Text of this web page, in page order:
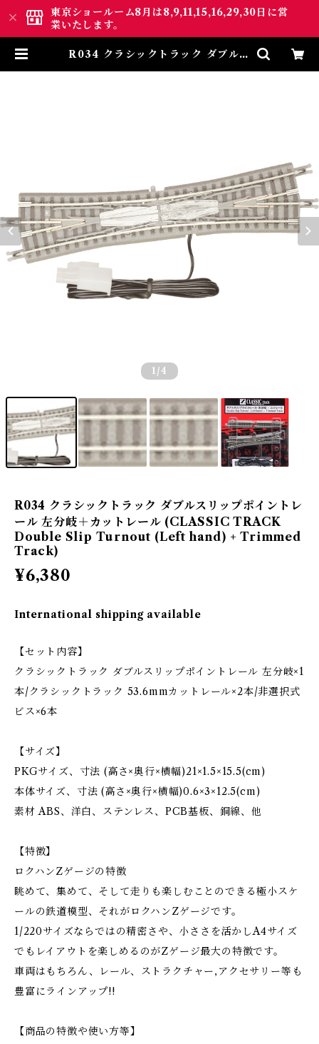
東京ショールーム8月は8,9,11,15,16,29,30日に営
業いたします。
R034 クラシックトラック ダブルス
1 /4
R034 クラシックトラック ダブルスリップポイントレ
ール 左分岐＋カットレール (CLASSIC TRACK
Double Slip Turnout (Left hand) + Trimmed
Track)
¥6,380
International shipping available
【セット内容】
クラシックトラック ダブルスリップポイントレール 左分岐×1
本/クラシックトラック 53.6mmカットレール×2本/非選択式
ビス×6本
【サイズ】
PKGサイズ、寸法 (高さ×奥行×横幅)21×1.5×15.5(cm)
本体サイズ、寸法 (高さ×奥行×横幅)0.6×3×12.5(cm)
素材 ABS、洋白、ステンレス、PCB基板、銅線、他
【特徴】
ロクハンZゲージの特徴
眺めて、集めて、そして走りも楽しむことのできる極小スケ
ールの鉄道模型、それがロクハンZゲージです。
1/220サイズならではの精密さや、小ささを活かしA4サイズ
でもレイアウトを楽しめるのがZゲージ最大の特徴です。
車両はもちろん、レール、ストラクチャー,アクセサリー等も
豊富にラインアップ!!
【商品の特徴や使い方等】